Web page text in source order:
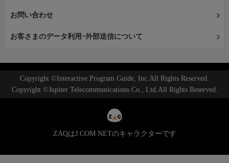
お問い合わせ
お客さまのデータ利用･外部送信について
Copyright ©Interactive Program Guide, Inc.All Rights Reserved.
Copyright ©Jupiter Telecommunications Co., Ltd.All Rights Reserved.
ZAQはJ:COM NETのキャラクターです